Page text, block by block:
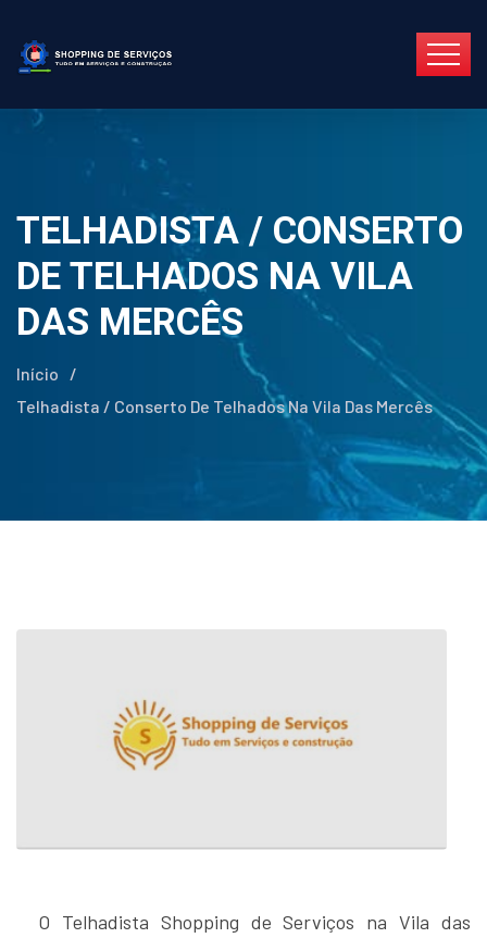
TELHADISTA / CONSERTO
DE TELHADOS NA VILA
DAS MERCÊS
Início
/
Telhadista / Conserto De Telhados Na Vila Das Mercês
O Telhadista Shopping de Serviços na Vila das